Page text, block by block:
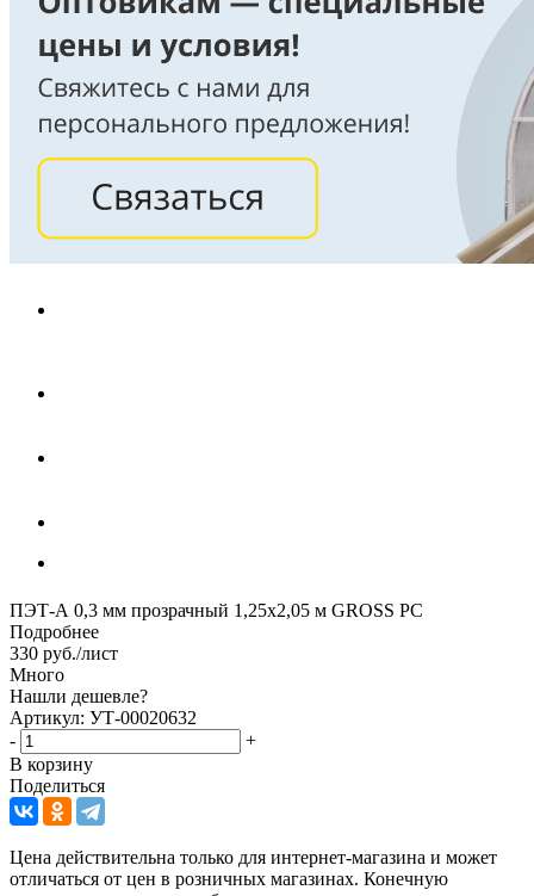
ПЭТ-А 0,3 мм прозрачный 1,25х2,05 м GROSS PC
Подробнее
330 руб./лист
Много
Нашли дешевле?
Артикул: УТ-00020632
-
+
В корзину
Поделиться
Цена действительна только для интернет-магазина и может
отличаться от цен в розничных магазинах. Конечную